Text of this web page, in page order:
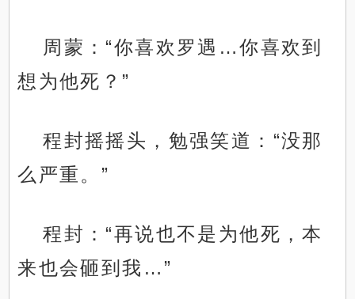
周蒙：“你喜欢罗遇…你喜欢到
想为他死？”
程封摇摇头，勉强笑道：“没那
么严重。”
程封：“再说也不是为他死，本
来也会砸到我…”